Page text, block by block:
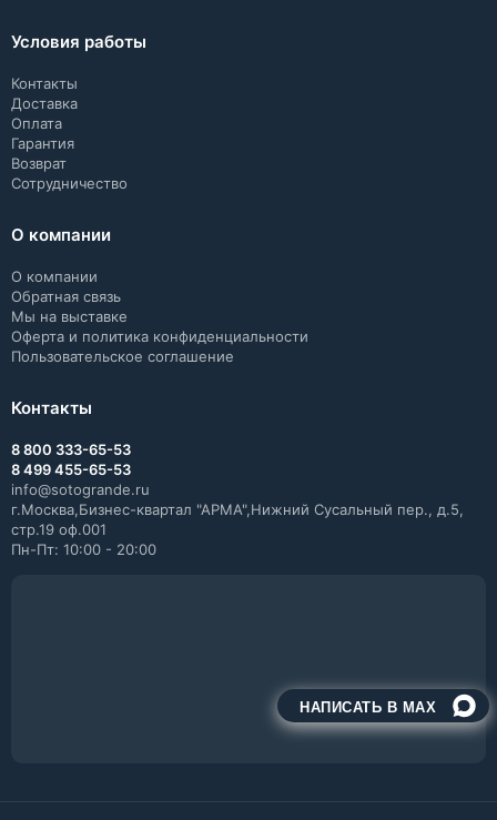
НАПИСАТЬ В MAX
Условия работы
Контакты
Доставка
Оплата
Гарантия
Возврат
Сотрудничество
О компании
О компании
Обратная связь
Мы на выставке
Оферта и политика конфиденциальности
Пользовательское соглашение
Контакты
8 800 333-65-53
8 499 455-65-53
info@sotogrande.ru
г.Москва,Бизнес-квартал "АРМА",Нижний Сусальный пер., д.5,
стр.19 оф.001
Пн-Пт: 10:00 - 20:00